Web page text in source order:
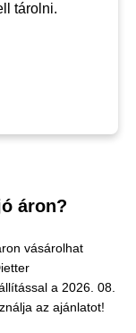
tárolni.
áron?
vásárolhat
a 2026. 08.
az ajánlatot!